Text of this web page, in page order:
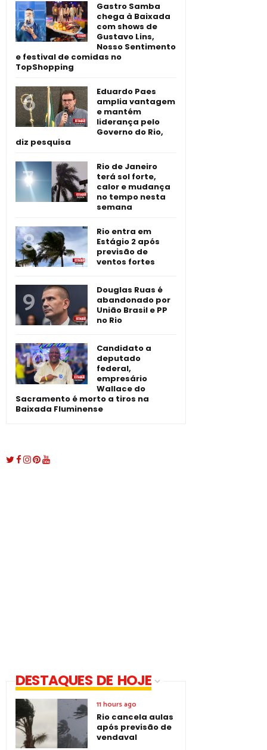
Gastro Samba
chega à Baixada
com shows de
Gustavo Lins,
Nosso Sentimento
e festival de comidas no
TopShopping
Eduardo Paes
amplia vantagem
e mantém
liderança pelo
Governo do Rio,
diz pesquisa
Rio de Janeiro
terá sol forte,
calor e mudança
no tempo nesta
semana
Rio entra em
Estágio 2 após
previsão de
ventos fortes
Douglas Ruas é
abandonado por
União Brasil e PP
no Rio
Candidato a
deputado
federal,
empresário
Wallace do
Sacramento é morto a tiros na
Baixada Fluminense
DESTAQUES DE HOJE
11 hours ago
Rio cancela aulas
após previsão de
vendaval